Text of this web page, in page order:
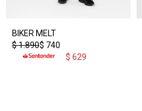
BIKER MELT
$ 740
$1.890
$ 629